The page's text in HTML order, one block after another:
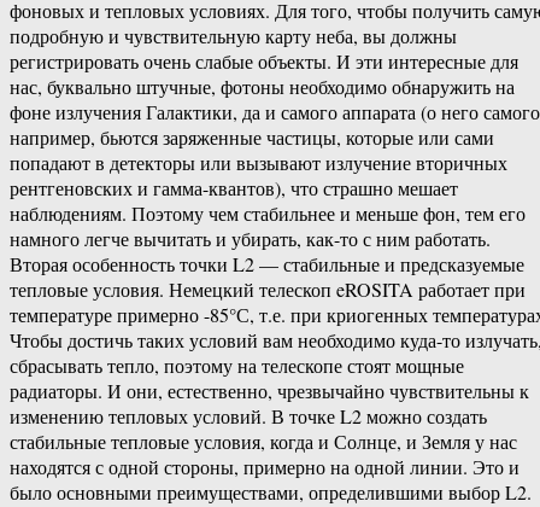
фоновых и тепловых условиях. Для того, чтобы получить
подробную и чувствительную карту неба, вы должны
регистрировать очень слабые объекты. И эти интересные для
нас, буквально штучные, фотоны необходимо обнаружить на
фоне излучения Галактики, да и самого аппарата (о него
например, бьются заряженные частицы, которые или сами
попадают в детекторы или вызывают излучение вторичных
рентгеновских и гамма-квантов), что страшно мешает
наблюдениям. Поэтому чем стабильнее и меньше фон, тем его
намного легче вычитать и убирать, как-то с ним работать.
Вторая особенность точки L2 — стабильные и предсказуемые
тепловые условия. Немецкий телескоп eROSITA работает при
температуре примерно -85°С, т.е. при криогенных
Чтобы достичь таких условий вам необходимо куда-то
сбрасывать тепло, поэтому на телескопе стоят мощные
радиаторы. И они, естественно, чрезвычайно чувствительны к
изменению тепловых условий. В точке L2 можно создать
стабильные тепловые условия, когда и Солнце, и Земля у нас
находятся с одной стороны, примерно на одной линии. Это и
было основными преимуществами, определившими выбор L2.